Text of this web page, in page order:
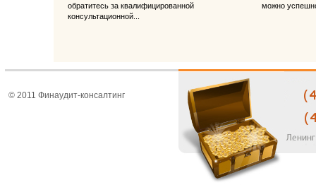
обратитесь за квалифицированной
консультационной...
можно
© 2011 Финаудит-консалтинг